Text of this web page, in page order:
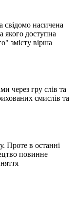
свідомо насичена
якого доступна
змісту вірша
через гру слів та
смислів та
Проте в останні
повинне